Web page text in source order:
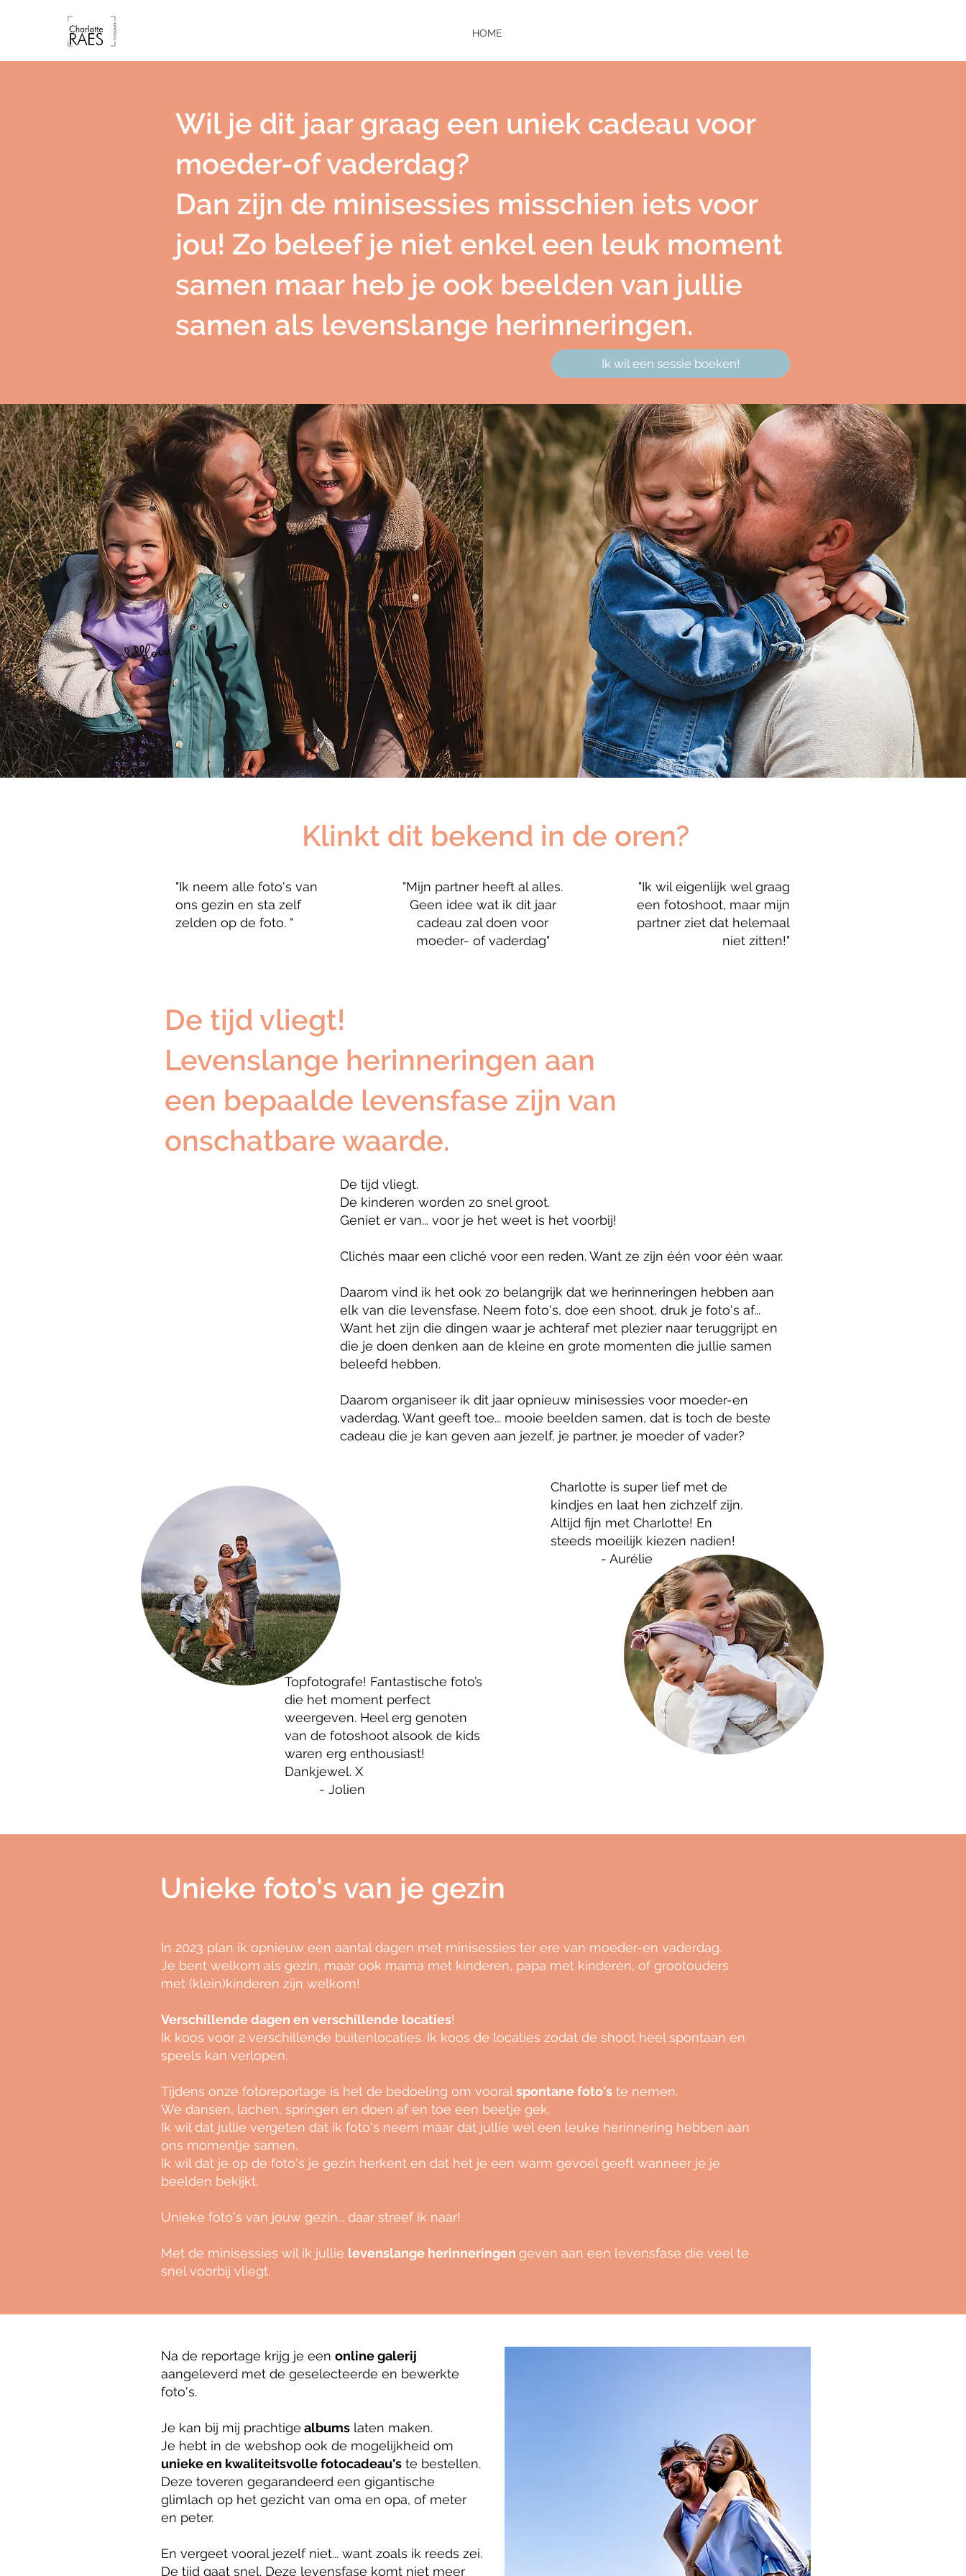
HOME
Wil je dit jaar graag een uniek cadeau voor
moeder-of vaderdag?
Dan zijn de minisessies misschien iets voor
jou! Zo beleef je niet enkel een leuk moment
samen maar heb je ook beelden van jullie
samen als levenslange herinneringen.
Ik wil een sessie boeken!
Klinkt dit bekend in de oren?
"Ik neem alle foto's van
ons gezin en sta zelf
zelden op de foto. "
"Mijn partner heeft al alles.
Geen idee wat ik dit jaar
cadeau zal doen voor
moeder- of vaderdag"
"Ik wil eigenlijk wel graag
een fotoshoot, maar mijn
partner ziet dat helemaal
niet zitten!"
De tijd vliegt!
Levenslange herinneringen aan
een bepaalde levensfase zijn van
onschatbare waarde.
De tijd vliegt.
De kinderen worden zo snel groot.
Geniet er van... voor je het weet is het voorbij!
Clichés maar een cliché voor een reden. Want ze zijn één voor één waar.
Daarom vind ik het ook zo belangrijk dat we herinneringen hebben aan
elk van die levensfase. Neem foto's, doe een shoot, druk je foto's af...
Want het zijn die dingen waar je achteraf met plezier naar teruggrijpt en
die je doen denken aan de kleine en grote momenten die jullie samen
beleefd hebben.
Daarom organiseer ik dit jaar opnieuw minisessies voor moeder-en
vaderdag. Want geeft toe... mooie beelden samen, dat is toch de beste
cadeau die je kan geven aan jezelf, je partner, je moeder of vader?
Topfotografe! Fantastische foto’s
die het moment perfect
weergeven. Heel erg genoten
van de fotoshoot alsook de kids
waren erg enthousiast!
Dankjewel. X
- Jolien
Charlotte is super lief met de
kindjes en laat hen zichzelf zijn.
Altijd fijn met Charlotte! En
steeds moeilijk kiezen nadien!
- Aurélie
Unieke foto's van je gezin
In 2023 plan ik opnieuw een aantal dagen met minisessies ter ere van moeder-en vaderdag.
Je bent welkom als gezin, maar ook mama met kinderen, papa met kinderen, of grootouders
met (klein)kinderen zijn welkom!
Verschillende dagen en verschillende locaties!
Ik koos voor 2 verschillende buitenlocaties. Ik koos de locaties zodat de shoot heel spontaan en
speels kan verlopen.
Tijdens onze fotoreportage is het de bedoeling om vooral spontane foto's te nemen.
We dansen, lachen, springen en doen af en toe een beetje gek.
Ik wil dat jullie vergeten dat ik foto's neem maar dat jullie wel een leuke herinnering hebben aan
ons momentje samen.
Ik wil dat je op de foto's je gezin herkent en dat het je een warm gevoel geeft wanneer je je
beelden bekijkt.
Unieke foto's van jouw gezin... daar streef ik naar!
Met de minisessies wil ik jullie levenslange herinneringen geven aan een levensfase die veel te
snel voorbij vliegt.
Na de reportage krijg je een online galerij
aangeleverd met de geselecteerde en bewerkte
foto's.
Je kan bij mij prachtige albums laten maken.
Je hebt in de webshop ook de mogelijkheid om
unieke en kwaliteitsvolle fotocadeau's te bestellen.
Deze toveren gegarandeerd een gigantische
glimlach op het gezicht van oma en opa, of meter
en peter.
En vergeet vooral jezelf niet... want zoals ik reeds zei.
De tijd gaat snel. Deze levensfase komt niet meer